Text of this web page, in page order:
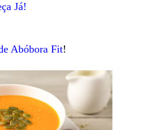
Já!
Abóbora Fit!